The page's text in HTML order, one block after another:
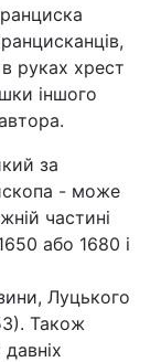
руках хрест
іншого
за
- може
частині
або 1680 і
Луцького
Також